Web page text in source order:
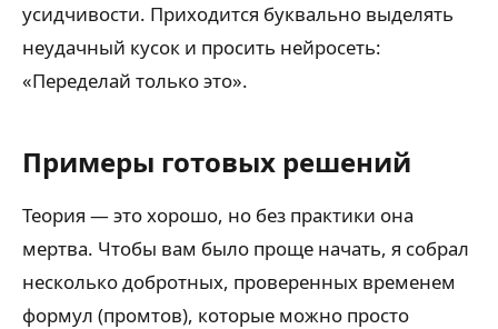
усидчивости. Приходится буквально выделять
неудачный кусок и просить нейросеть:
«Переделай только это».
Примеры готовых решений
Теория — это хорошо, но без практики она
мертва. Чтобы вам было проще начать, я собрал
несколько добротных, проверенных временем
формул (промтов), которые можно просто